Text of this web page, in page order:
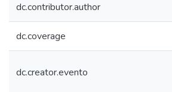
dc.contributor.author
dc.coverage
dc.creator.evento